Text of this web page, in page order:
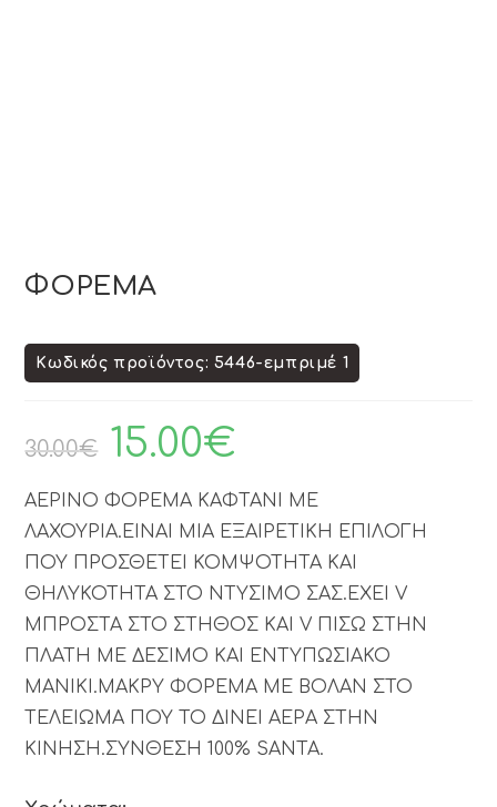
ΦΟΡΕΜΑ
Κωδικός προϊόντος: 5446-εμπριμέ 1
30.00€ 15.00€
ΑΕΡΙΝΟ ΦΟΡΕΜΑ ΚΑΦΤΑΝΙ ΜΕ
ΛΑΧΟΥΡΙΑ.ΕΙΝΑΙ ΜΙΑ ΕΞΑΙΡΕΤΙΚΗ ΕΠΙΛΟΓΗ
ΠΟΥ ΠΡΟΣΘΕΤΕΙ ΚΟΜΨΟΤΗΤΑ ΚΑΙ
ΘΗΛΥΚΟΤΗΤΑ ΣΤΟ ΝΤΥΣΙΜΟ ΣΑΣ.ΕΧΕΙ V
ΜΠΡΟΣΤΑ ΣΤΟ ΣΤΗΘΟΣ ΚΑΙ V ΠΙΣΩ ΣΤΗΝ
ΠΛΑΤΗ ΜΕ ΔΕΣΙΜΟ ΚΑΙ ΕΝΤΥΠΩΣΙΑΚΟ
ΜΑΝΙΚΙ.ΜΑΚΡΥ ΦΟΡΕΜΑ ΜΕ ΒΟΛΑΝ ΣΤΟ
ΤΕΛΕΙΩΜΑ ΠΟΥ ΤΟ ΔΙΝΕΙ ΑΕΡΑ ΣΤΗΝ
ΚΙΝΗΣΗ.ΣΥΝΘΕΣΗ 100% SANTA.